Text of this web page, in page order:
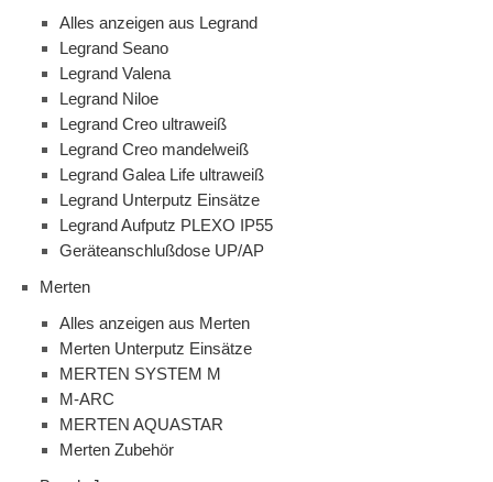
Alles anzeigen aus Legrand
Legrand Seano
Legrand Valena
Legrand Niloe
Legrand Creo ultraweiß
Legrand Creo mandelweiß
Legrand Galea Life ultraweiß
Legrand Unterputz Einsätze
Legrand Aufputz PLEXO IP55
Geräteanschlußdose UP/AP
Merten
Alles anzeigen aus Merten
Merten Unterputz Einsätze
MERTEN SYSTEM M
M-ARC
MERTEN AQUASTAR
Merten Zubehör